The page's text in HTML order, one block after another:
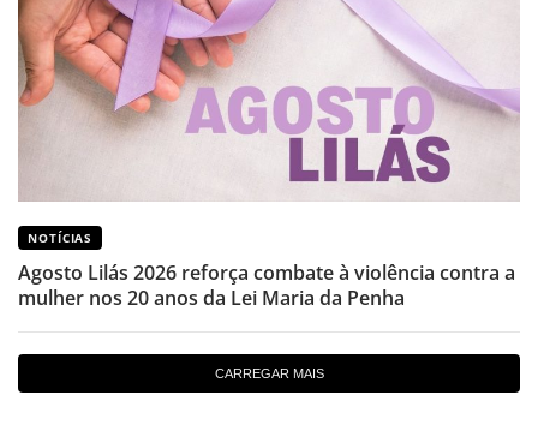
NOTÍCIAS
Agosto Lilás 2026 reforça combate à violência contra a
mulher nos 20 anos da Lei Maria da Penha
CARREGAR MAIS